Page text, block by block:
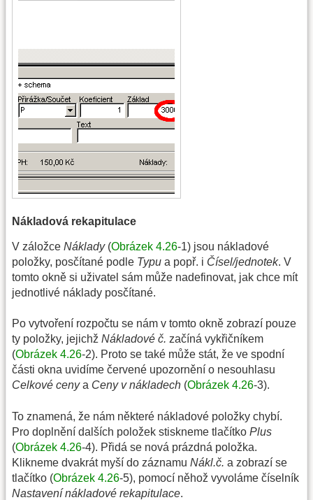
Nákladová rekapitulace
V záložce Náklady(Obrázek 4.26-1) jsou nákladové
položky, posčítané podle Typu a popř. i Čísel/jednotek. V
tomto okně si uživatel sám může nadefinovat, jak chce mít
jednotlivé náklady posčítané.
Po vytvoření rozpočtu se nám v tomto okně zobrazí pouze
ty položky, jejichž Nákladové č. začíná vykřičníkem
(Obrázek 4.26-2). Proto se také může stát, že ve spodní
části okna uvidíme červené upozornění o nesouhlasu
Celkové cenya Ceny v nákladech (Obrázek 4.26-3).
To znamená, že nám některé nákladové položky chybí.
Pro doplnění dalších položek stiskneme tlačítko Plus
(Obrázek 4.26-4). Přidá se nová prázdná položka.
Klikneme dvakrát myší do záznamu Nákl.č. a zobrazí se
tlačítko (Obrázek 4.26-5), pomocí něhož vyvoláme číselník
Nastavení nákladové rekapitulace.